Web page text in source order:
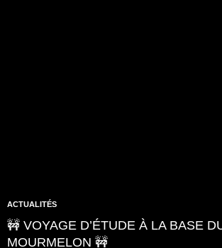
ACTUALITÉS
🚧 VOYAGE D’ÉTUDE À LA BASE
MOURMELON 🚧